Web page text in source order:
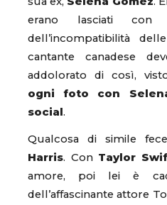
erano lasciati con
dell’incompatibilità
cantante canadese
addolorato di così,
ogni foto con
social .
Qualcosa di simile
Harris. Con Taylor
amore, poi lei è
dell’affascinante attore